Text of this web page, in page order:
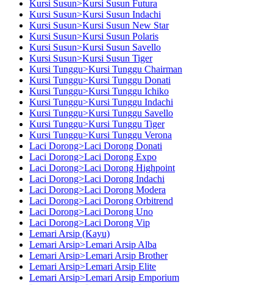
Kursi Susun>Kursi Susun Futura
Kursi Susun>Kursi Susun Indachi
Kursi Susun>Kursi Susun New Star
Kursi Susun>Kursi Susun Polaris
Kursi Susun>Kursi Susun Savello
Kursi Susun>Kursi Susun Tiger
Kursi Tunggu>Kursi Tunggu Chairman
Kursi Tunggu>Kursi Tunggu Donati
Kursi Tunggu>Kursi Tunggu Ichiko
Kursi Tunggu>Kursi Tunggu Indachi
Kursi Tunggu>Kursi Tunggu Savello
Kursi Tunggu>Kursi Tunggu Tiger
Kursi Tunggu>Kursi Tunggu Verona
Laci Dorong>Laci Dorong Donati
Laci Dorong>Laci Dorong Expo
Laci Dorong>Laci Dorong Highpoint
Laci Dorong>Laci Dorong Indachi
Laci Dorong>Laci Dorong Modera
Laci Dorong>Laci Dorong Orbitrend
Laci Dorong>Laci Dorong Uno
Laci Dorong>Laci Dorong Vip
Lemari Arsip (Kayu)
Lemari Arsip>Lemari Arsip Alba
Lemari Arsip>Lemari Arsip Brother
Lemari Arsip>Lemari Arsip Elite
Lemari Arsip>Lemari Arsip Emporium